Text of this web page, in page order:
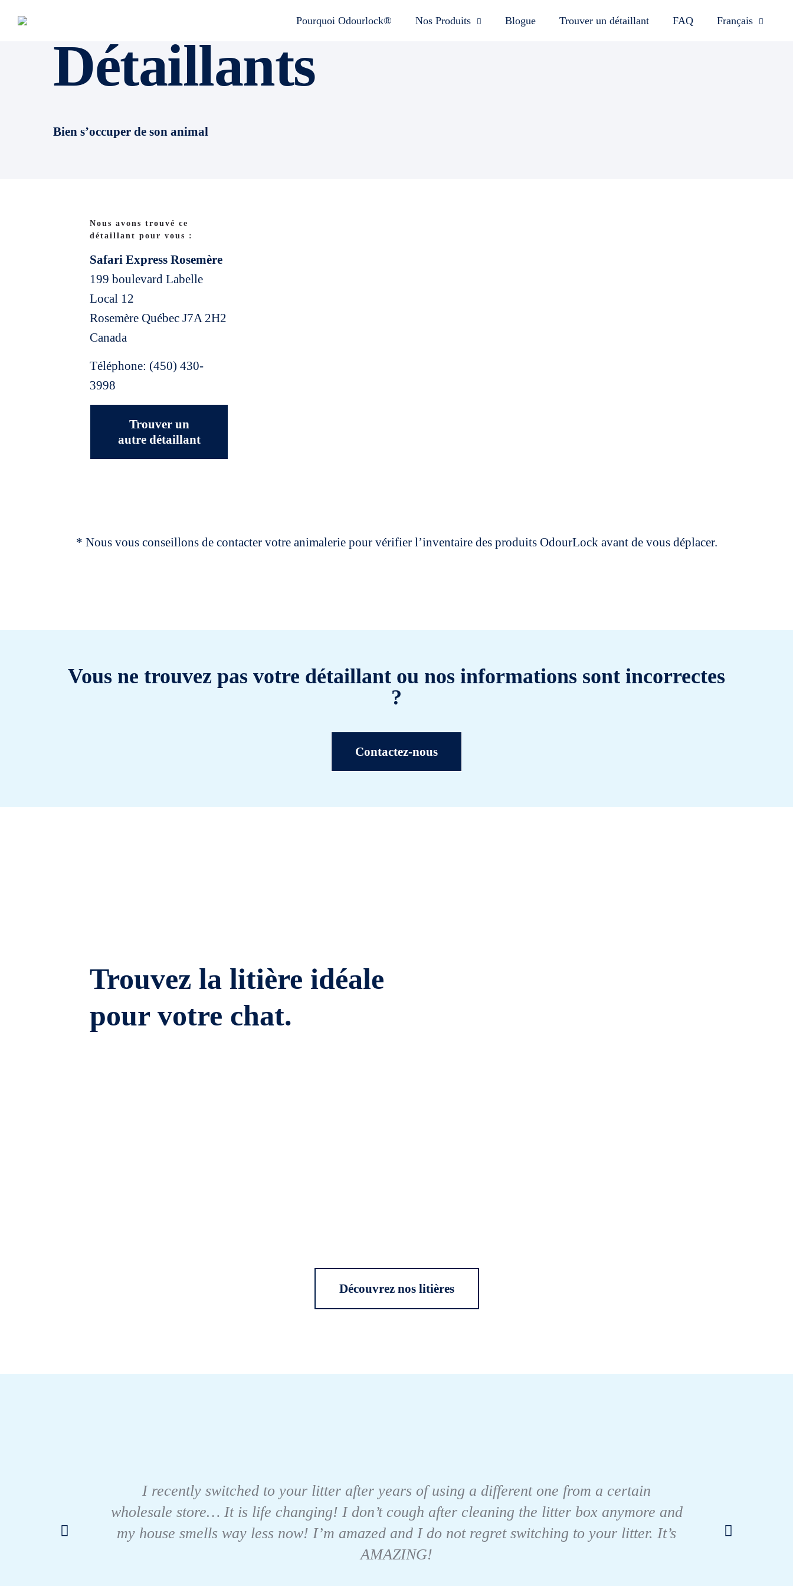
Pourquoi Odourlock® Nos Produits Blogue Trouver un détaillant FAQ Français
Détaillants
Bien s’occuper de son animal
Nous avons trouvé ce
détaillant pour vous :
Safari Express Rosemère
199 boulevard Labelle
Local 12
Rosemère Québec J7A 2H2
Canada
Téléphone: (450) 430-
3998
Trouver un
autre détaillant
* Nous vous conseillons de contacter votre animalerie pour vérifier l’inventaire des produits OdourLock avant de vous déplacer.
Vous ne trouvez pas votre détaillant ou nos informations sont incorrectes
?
Contactez-nous
Trouvez la litière idéale
pour votre chat.
Découvrez nos litières
I recently switched to your litter after years of using a different one from a certain
wholesale store… It is life changing! I don’t cough after cleaning the litter box anymore and
my house smells way less now! I’m amazed and I do not regret switching to your litter. It’s
AMAZING!